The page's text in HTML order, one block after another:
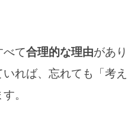
て合理的な理由があり
れば、忘れても「考え
。